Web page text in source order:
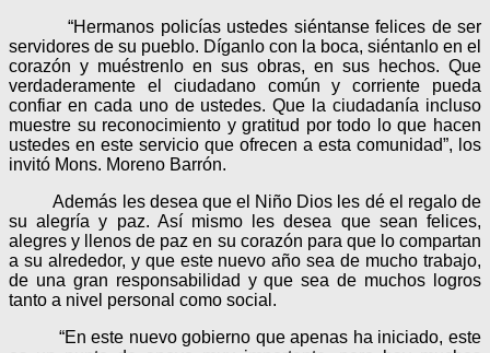
“Hermanos policías ustedes siéntanse felices de ser
servidores de su pueblo. Díganlo con la boca, siéntanlo en el
corazón y muéstrenlo en sus obras, en sus hechos. Que
verdaderamente el ciudadano común y corriente pueda
confiar en cada uno de ustedes. Que la ciudadanía incluso
muestre su reconocimiento y gratitud por todo lo que hacen
ustedes en este servicio que ofrecen a esta comunidad”, los
invitó Mons. Moreno Barrón.
Además les desea que el Niño Dios les dé el regalo de
su alegría y paz. Así mismo les desea que sean felices,
alegres y llenos de paz en su corazón para que lo compartan
a su alrededor, y que este nuevo año sea de mucho trabajo,
de una gran responsabilidad y que sea de muchos logros
tanto a nivel personal como social.
“En este nuevo gobierno que apenas ha iniciado, este